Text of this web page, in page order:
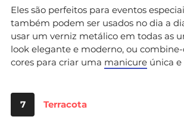
Eles são perfeitos para eventos
também podem ser usados no dia a
usar um verniz metálico em todas as
look elegante e moderno, ou
cores para criar uma manicure única e
7 Terracota